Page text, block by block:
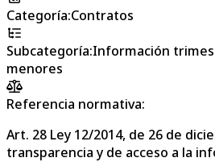
Categoría:Contratos
Subcategoría:Información
menores
Referencia normativa:
Art. 28 Ley 12/2014, de 26 de
transparencia y de acceso a la